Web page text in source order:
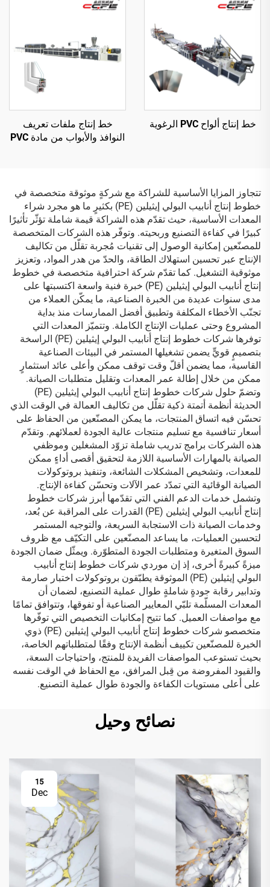
خط إنتاج ألواح PVC الرغوية
خط إنتاج ملفات تعريف
النوافذ والأبواب من مادة PVC
تتجاوز المزايا الأساسية للشراكة مع شركةٍ موثوقة متخصصة في
خطوط إنتاج أنابيب البولي إيثيلين (PE) بكثيرٍ ما هو مجرد شراء
المعدات الأساسية، حيث تقدّم هذه الشراكة قيمة شاملة تؤثّر تأثيرًا
كبيرًا في كفاءة التصنيع وربحيته. وتوفّر هذه الشركات المتخصصة
للمصنّعين إمكانية الوصول إلى تقنيات مُجربة تقلّل من تكاليف
الإنتاج عبر تحسين استهلاك الطاقة، والحدّ من هدر المواد، وتعزيز
موثوقية التشغيل. كما تقدّم شركة احترافية متخصصة في خطوط
إنتاج أنابيب البولي إيثيلين (PE) خبرة فنية واسعة اكتسبتها على
مدى سنوات عديدة من الخبرة الصناعية، ما يمكّن العملاء من
تجنّب الأخطاء المكلفة وتطبيق أفضل الممارسات منذ بداية
المشروع وحتى عمليات الإنتاج الكاملة. وتتميّز المعدات التي
توفرها شركات خطوط إنتاج أنابيب البولي إيثيلين (PE) الراسخة
بتصميمٍ قويٍّ يضمن تشغيلها المستمر في البيئات الصناعية
القاسية، مما يضمن أقلّ وقت توقف ممكن وأعلى عائد استثمارٍ
ممكن من خلال إطالة عمر المعدات وتقليل متطلبات الصيانة.
وتضمّ حلول شركات خطوط إنتاج أنابيب البولي إيثيلين (PE)
الحديثة أنظمة أتمتة ذكية تقلّل من تكاليف العمالة في الوقت الذي
تحسّن فيه اتساق المنتجات، ما يمكن المصنّعين من الحفاظ على
أسعار تنافسية مع تسليم منتجات عالية الجودة لعملائهم. وتقدّم
هذه الشركات برامج تدريب شاملة تزوّد المشغلين وموظفي
الصيانة بالمهارات الأساسية اللازمة لتحقيق أقصى أداءٍ ممكن
للمعدات، وتشخيص المشكلات الشائعة، وتنفيذ بروتوكولات
الصيانة الوقائية التي تمدّد عمر الآلات وتحسّن كفاءة الإنتاج.
وتشمل خدمات الدعم الفني التي تقدّمها أبرز شركات خطوط
إنتاج أنابيب البولي إيثيلين (PE) القدرات على المراقبة عن بُعد،
وخدمات الصيانة ذات الاستجابة السريعة، والتوجيه المستمر
لتحسين العمليات، ما يساعد المصنّعين على التكيّف مع ظروف
السوق المتغيرة ومتطلبات الجودة المتطوّرة. ويمثّل ضمان الجودة
ميزةً كبيرةً أخرى، إذ إن موردي شركات خطوط إنتاج أنابيب
البولي إيثيلين (PE) الموثوقة يطبّقون بروتوكولات اختبار صارمة
وتدابير رقابة جودةٍ شاملةٍ طوال عملية التصنيع، لضمان أن
المعدات المسلّمة تلبّي المعايير الصناعية أو تفوقها، وتتوافق تمامًا
مع مواصفات العميل. كما تتيح إمكانيات التخصيص التي توفّرها
متخصصو شركات خطوط إنتاج أنابيب البولي إيثيلين (PE) ذوي
الخبرة للمصنّعين تكييف أنظمة الإنتاج وفقًا لمتطلباتهم الخاصة،
بحيث تستوعب المواصفات الفريدة للمنتج، واحتياجات السعة،
والقيود المفروضة من قِبل المرافق، مع الحفاظ في الوقت نفسه
على أعلى مستويات الكفاءة والجودة طوال عملية التصنيع.
نصائح وحيل
15
Dec